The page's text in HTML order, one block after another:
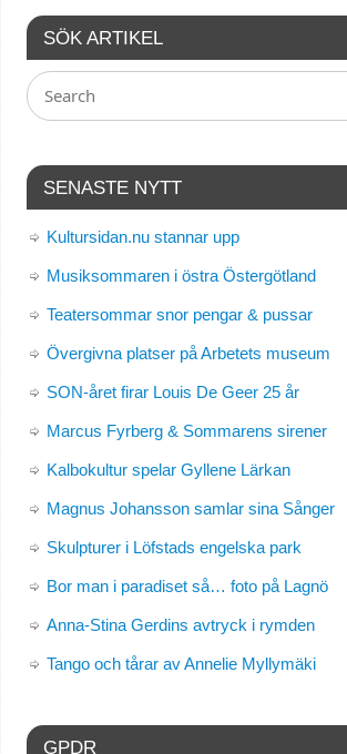
SÖK ARTIKEL
SENASTE NYTT
Kultursidan.nu stannar upp
Musiksommaren i östra Östergötland
Teatersommar snor pengar & pussar
Övergivna platser på Arbetets museum
SON-året firar Louis De Geer 25 år
Marcus Fyrberg & Sommarens sirener
Kalbokultur spelar Gyllene Lärkan
Magnus Johansson samlar sina Sånger
Skulpturer i Löfstads engelska park
Bor man i paradiset så… foto på Lagnö
Anna-Stina Gerdins avtryck i rymden
Tango och tårar av Annelie Myllymäki
GPDR